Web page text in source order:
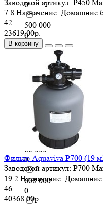
0
500 000
0
560 000
58 400
60 000
0
608 000
0
Заводской артикул: P450
7.8 Назначение: Домашние
42
23619.00р.
В корзину
Фильтр Aquaviva P700 (19
Заводской артикул: P700
19.2 Назначение: Домашние
46
40368.00р.